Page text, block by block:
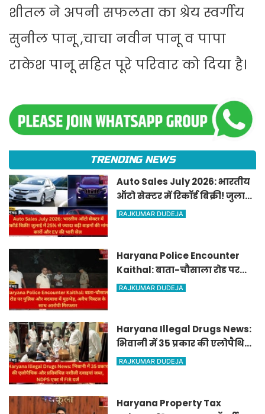
शीतल ने अपनी सफलता का श्रेय स्वर्गीय
सुनील पानू ,चाचा नवीन पानू व पापा
राकेश पानू सहित पूरे परिवार को दिया है।
TRENDING NEWS
Auto Sales July 2026: भारतीय
ऑटो सेक्टर में रिकॉर्ड बिक्री! जुलाई
में 25% से ज्यादा बढ़ी वाहनों की
RAJKUMAR DUDEJA
Haryana Police Encounter
Kaithal: बाता-चौसाला रोड पर
पुलिस और बदमाश में मुठभेड़, अवैध
RAJKUMAR DUDEJA
Haryana Illegal Drugs News:
भिवानी में 35 प्रकार की एलोपैथिक
और प्रतिबंधित नशीली दवाइयां
RAJKUMAR DUDEJA
Haryana Property Tax